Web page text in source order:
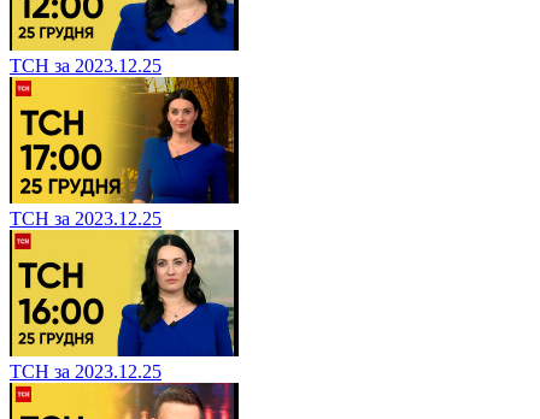
ТСН за 2023.12.25
ТСН за 2023.12.25
ТСН за 2023.12.25